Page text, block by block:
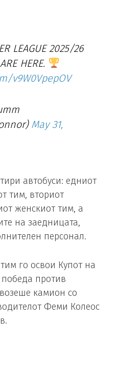
LEAGUE 2025/26
HERE.
v9W0VpepOV
May 31,
автобуси: едниот
тим, вториот
женскиот тим, а
на заедницата,
персонал.
го освои Купот на
против
камион со
Феми Колеос